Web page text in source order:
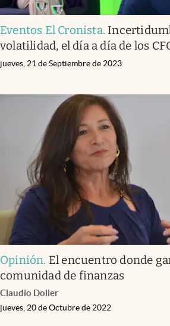
Eventos El Cronista.
volatilidad, el día a día de los
jueves, 21 de Septiembre de 2023
Opinión. El encuentro donde
comunidad de finanzas
Claudio Doller
jueves, 20 de Octubre de 2022